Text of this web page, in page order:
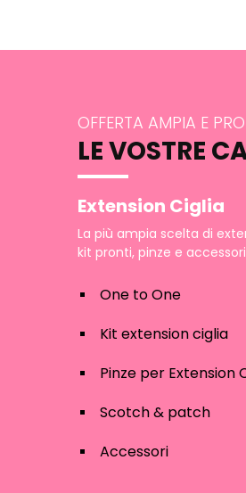
OFFERTA AMPIA E
LE VOSTRE
Extension Ciglia
La più ampia scelta di
kit pronti, pinze e
One to One
Kit extension ciglia
Pinze per Extension
Scotch & patch
Accessori